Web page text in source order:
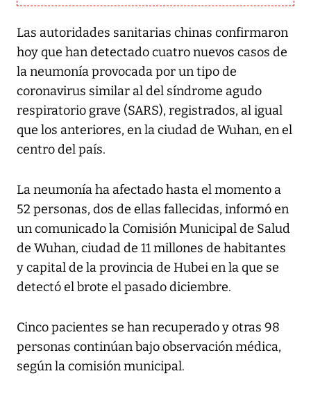
Las autoridades sanitarias chinas confirmaron
hoy que han detectado cuatro nuevos casos de
la neumonía provocada por un tipo de
coronavirus similar al del síndrome agudo
respiratorio grave (SARS), registrados, al igual
que los anteriores, en la ciudad de Wuhan, en el
centro del país.
La neumonía ha afectado hasta el momento a
52 personas, dos de ellas fallecidas, informó en
un comunicado la Comisión Municipal de Salud
de Wuhan, ciudad de 11 millones de habitantes
y capital de la provincia de Hubei en la que se
detectó el brote el pasado diciembre.
Cinco pacientes se han recuperado y otras 98
personas continúan bajo observación médica,
según la comisión municipal.